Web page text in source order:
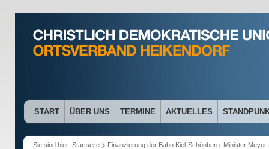
START ÜBER UNS TERMINE AKTUELLES
Sie sind hier: Startseite Finanzierung der Bahn Kiel-Schönberg: Minister Meyer